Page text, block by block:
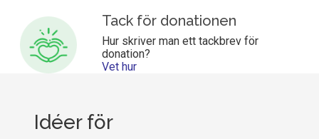
Tack för donationen
Hur skriver man ett tackbrev för
donation?
Vet hur
Idéer för